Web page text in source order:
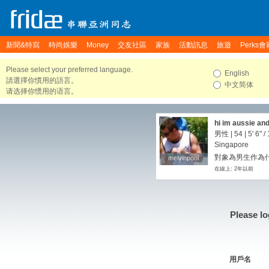
新聞&特寫 時尚娛樂 Money 交友社區 家族 活動訊息 旅遊 Perks會
Please select your preferred language.
請選擇你慣用的語言。
请选择你惯用的语言。
English
中文简体
melvinpool
melvinpool
hi im aussie
Asian only.
男性 | 54 | 5' 6" /
Singapore
對象為男生作為
在線上: 2年以前
Please
用戶名